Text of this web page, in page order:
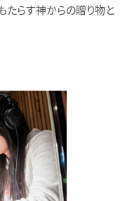
たらす神からの贈り物と